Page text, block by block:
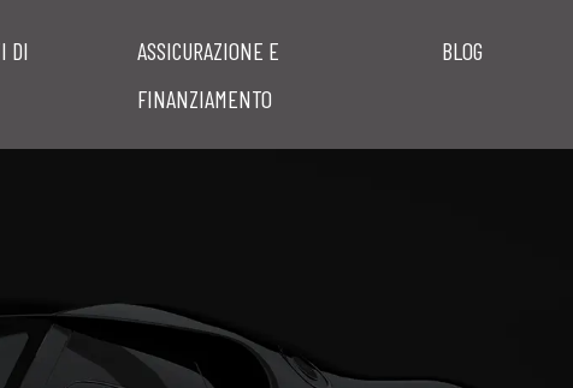
DI
ASSICURAZIONE E
FINANZIAMENTO
BLOG